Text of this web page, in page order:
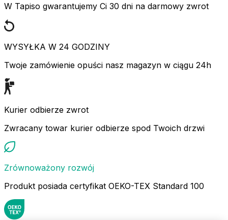
W Tapiso gwarantujemy Ci 30 dni na darmowy zwrot
WYSYŁKA W 24 GODZINY
Twoje zamówienie opuści nasz magazyn w ciągu 24h
Kurier odbierze zwrot
Zwracany towar kurier odbierze spod Twoich drzwi
Zrównoważony rozwój
Produkt posiada certyfikat OEKO-TEX Standard 100